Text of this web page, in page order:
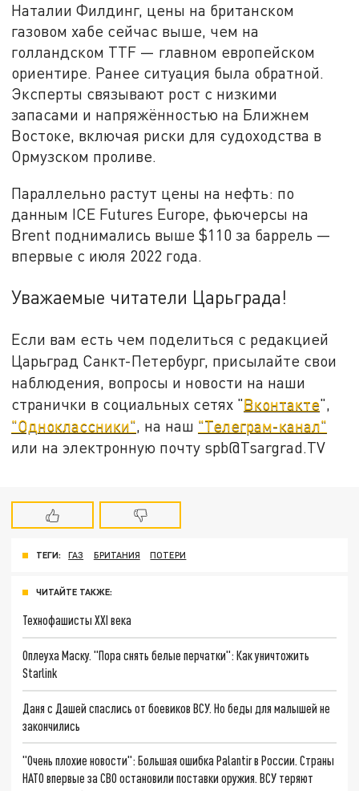
Наталии Филдинг, цены на британском
газовом хабе сейчас выше, чем на
голландском TTF — главном европейском
ориентире. Ранее ситуация была обратной.
Эксперты связывают рост с низкими
запасами и напряжённостью на Ближнем
Востоке, включая риски для судоходства в
Ормузском проливе.
Параллельно растут цены на нефть: по
данным ICE Futures Europe, фьючерсы на
Brent поднимались выше $110 за баррель —
впервые с июля 2022 года.
Уважаемые читатели Царьграда!
Если вам есть чем поделиться с редакцией
Царьград Санкт-Петербург, присылайте свои
наблюдения, вопросы и новости на наши
странички в социальных сетях "Вконтакте",
"Одноклассники", на наш "Телеграм-канал"
или на электронную почту spb@Tsargrad.TV
ТЕГИ: ГАЗ БРИТАНИЯ ПОТЕРИ
ЧИТАЙТЕ ТАКЖЕ:
Технофашисты XXI века
Оплеуха Маску. "Пора снять белые перчатки": Как уничтожить
Starlink
Даня с Дашей спаслись от боевиков ВСУ. Но беды для малышей не
закончились
"Очень плохие новости": Большая ошибка Palantir в России. Страны
НАТО впервые за СВО остановили поставки оружия. ВСУ теряют